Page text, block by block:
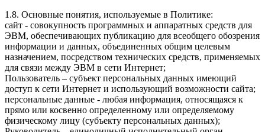
1.8. Основные понятия, используемые в Политике:
сайт - совокупность программных и аппаратных средств для
ЭВМ, обеспечивающих публикацию для всеобщего обозрения
информации и данных, объединенных общим целевым
назначением, посредством технических средств, применяемых
для связи между ЭВМ в сети Интернет;
Пользователь – субъект персональных данных имеющий
доступ к сети Интернет и использующий возможности сайта;
персональные данные - любая информация, относящаяся к
прямо или косвенно определенному или определяемому
физическому лицу (субъекту персональных данных);